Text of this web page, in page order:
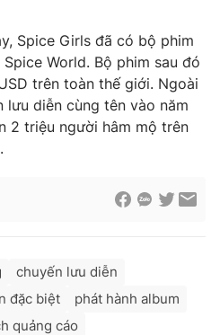
báo điện tử số 483/GP-BTTTT
Spice Girls đã có bộ phim
World. Bộ phim sau đó
trên toàn thế giới. Ngoài
lưu diễn cùng tên vào năm
2 triệu người hâm mộ trên
chuyến lưu diễn
đặc biệt
phát hành album
quảng cáo